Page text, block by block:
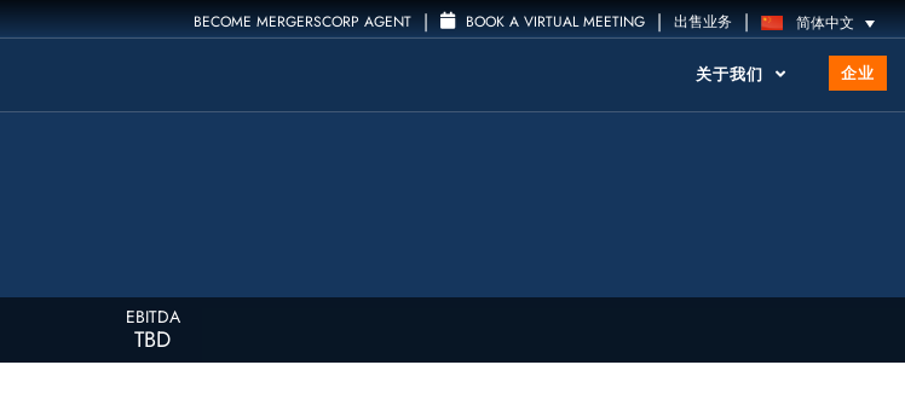
BECOME MERGERSCORP AGENT | BOOK A VIRTUAL MEETING | 出售业务 | 简体中文
关于我们 企业
EBITDA
TBD